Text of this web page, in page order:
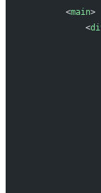
        <
main>
            <